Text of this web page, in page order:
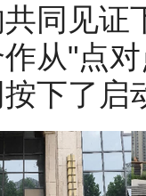
同见证
从"点
下了启